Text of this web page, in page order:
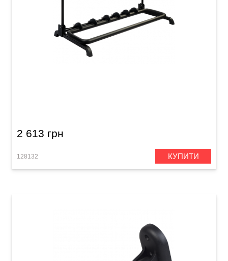
2 613 грн
128132 КУПИТИ